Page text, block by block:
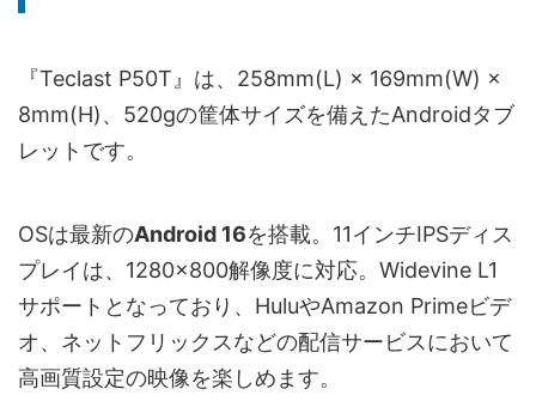
『Teclast P50T』は、258mm(L) × 169mm(W) ×
8mm(H)、520gの筐体サイズを備えたAndroidタブ
レットです。
OSは最新のAndroid 16を搭載。11インチIPSディス
プレイは、1280×800解像度に対応。Widevine L1
サポートとなっており、HuluやAmazon Primeビデ
オ、ネットフリックスなどの配信サービスにおいて
高画質設定の映像を楽しめます。